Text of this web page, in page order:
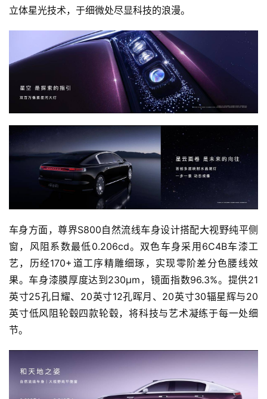
立体星光技术，于细微处尽显科技的浪漫。
车身方面，尊界S800自然流线车身设计搭配大视野纯平侧
窗，风阻系数最低0.206cd。双色车身采用6C4B车漆工
艺，历经170+道工序精雕细琢，实现零阶差分色腰线效
果。车身漆膜厚度达到230μm，镜面指数96.3%。提供21
英寸25孔日耀、20英寸12孔晖月、20英寸30辐星辉与20
英寸低风阻轮毂四款轮毂，将科技与艺术凝练于每一处细
节。